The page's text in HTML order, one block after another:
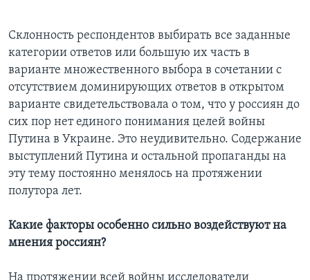
Склонность респондентов выбирать все заданные
категории ответов или большую их часть в
варианте множественного выбора в сочетании с
отсутствием доминирующих ответов в открытом
варианте свидетельствовала о том, что у россиян до
сих пор нет единого понимания целей войны
Путина в Украине. Это неудивительно. Содержание
выступлений Путина и остальной пропаганды на
эту тему постоянно менялось на протяжении
полутора лет.
Какие факторы особенно сильно воздействуют на
мнения россиян?